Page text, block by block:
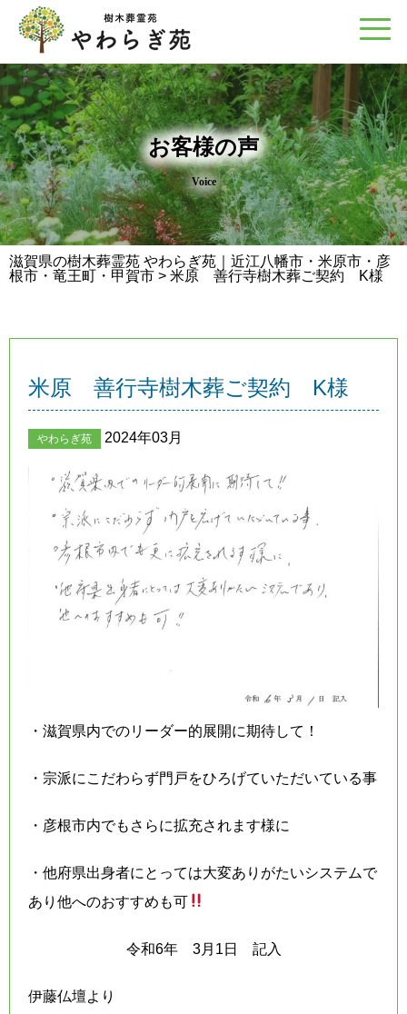
お客様の声
Voice
滋賀県の樹木葬霊苑 やわらぎ苑｜近江八幡市・米原市・彦
根市・竜王町・甲賀市 > 米原 善行寺樹木葬ご契約 K様
米原 善行寺樹木葬ご契約 K様
やわらぎ苑 2024年03月
・滋賀県内でのリーダー的展開に期待して！
・宗派にこだわらず門戸をひろげていただいている事
・彦根市内でもさらに拡充されます様に
・他府県出身者にとっては大変ありがたいシステムで
あり他へのおすすめも可
令和6年 3月1日 記入
伊藤仏壇より